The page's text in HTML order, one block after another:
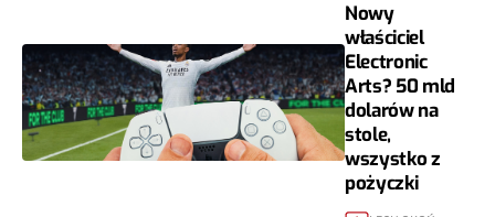
Nowy
właściciel
Electronic
Arts? 50 mld
dolarów na
stole,
wszystko z
pożyczki